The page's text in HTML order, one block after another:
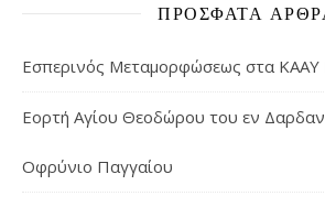
ΠΡΌΣΦΑΤΑ
Εσπερινός Μεταμορφώσεως στα
Εορτή Αγίου Θεοδώρου του εν
Οφρύνιο Παγγαίου